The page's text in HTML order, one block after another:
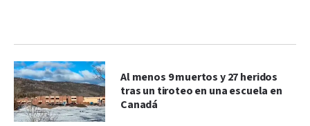
Al menos 9 muertos y 27 heridos
tras un tiroteo en una escuela en
Canadá